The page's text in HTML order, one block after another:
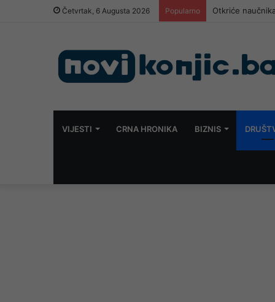
Četvrtak, 6 Augusta 2026 Popularno Otkriće
VIJESTI CRNA HRONIKA BIZNIS